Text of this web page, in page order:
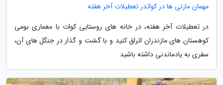
مهمان مازنی ها در کواتدر تعطیلات آخر هفته
در تعطیلات آخر هفته، در خانه های روستایی کوات با معماری بومی
کوهستان های مازندران اتراق کنید و با گشت و گذار در جنگل های آن،
سفری به یادماندنی داشته باشید